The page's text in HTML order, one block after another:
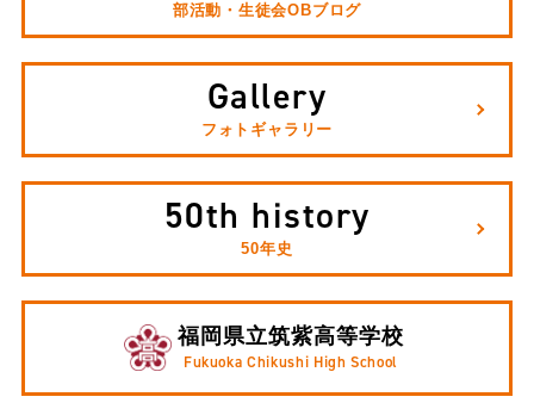
部活動・生徒会OBブログ
Gallery
フォトギャラリー
50th history
50年史
福岡県立筑紫高等学校
Fukuoka Chikushi High School